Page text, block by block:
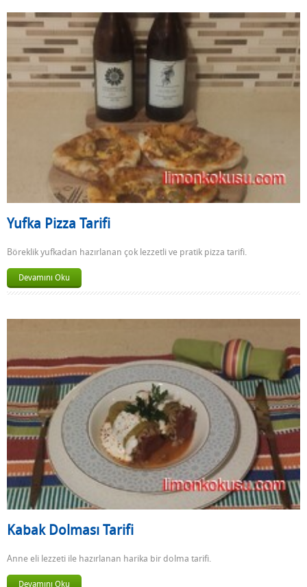
Yufka Pizza Tarifi
Böreklik yufkadan hazırlanan çok lezzetli ve pratik pizza tarifi.
Devamını Oku
Kabak Dolması Tarifi
Anne eli lezzeti ile hazırlanan harika bir dolma tarifi.
Devamını Oku